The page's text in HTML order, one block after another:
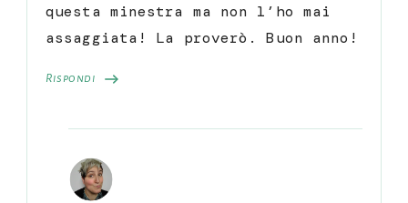
Rispondi
questa minestra ma non l’ho mai
assaggiata! La proverò. Buon anno!